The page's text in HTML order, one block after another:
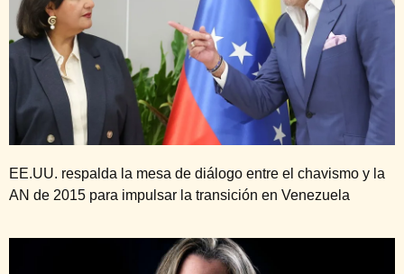
EE.UU. respalda la mesa de diálogo entre el chavismo y la
AN de 2015 para impulsar la transición en Venezuela